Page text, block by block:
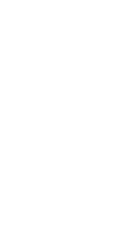
の調整用プログラムの書き込みと